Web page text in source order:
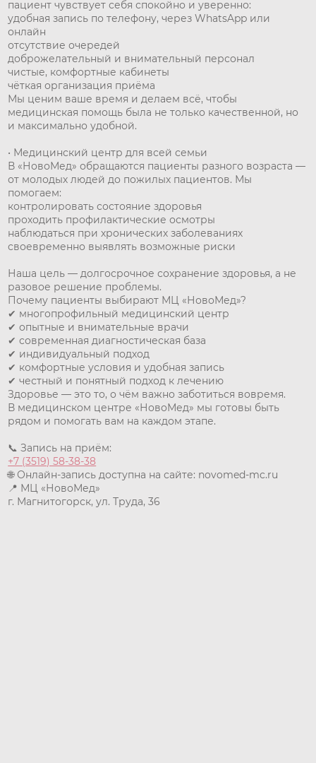
пациент чувствует себя спокойно и уверенно:
удобная запись по телефону, через WhatsApp или
онлайн
отсутствие очередей
доброжелательный и внимательный персонал
чистые, комфортные кабинеты
чёткая организация приёма
Мы ценим ваше время и делаем всё, чтобы
медицинская помощь была не только качественной, но
и максимально удобной.
• Медицинский центр для всей семьи
В «НовоМед» обращаются пациенты разного возраста —
от молодых людей до пожилых пациентов. Мы
помогаем:
контролировать состояние здоровья
проходить профилактические осмотры
наблюдаться при хронических заболеваниях
своевременно выявлять возможные риски
Наша цель — долгосрочное сохранение здоровья, а не
разовое решение проблемы.
Почему пациенты выбирают МЦ «НовоМед»?
✔ многопрофильный медицинский центр
✔ опытные и внимательные врачи
✔ современная диагностическая база
✔ индивидуальный подход
✔ комфортные условия и удобная запись
✔ честный и понятный подход к лечению
Здоровье — это то, о чём важно заботиться вовремя.
В медицинском центре «НовоМед» мы готовы быть
рядом и помогать вам на каждом этапе.
📞 Запись на приём:
+7 (3519) 58-38-38
🌐 Онлайн-запись доступна на сайте: novomed-mc.ru
📍 МЦ «НовоМед»
г. Магнитогорск, ул. Труда, 36